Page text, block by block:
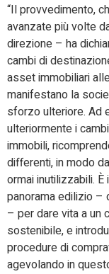
“Il provvedimento,
avanzate più volte
direzione – ha
cambi di
asset immobiliari
manifestano la
sforzo ulteriore. Ad
ulteriormente i
immobili,
differenti, in modo
ormai inutilizzabili.
panorama edilizio
– per dare vita a un
sostenibile, e
procedure di
agevolando in